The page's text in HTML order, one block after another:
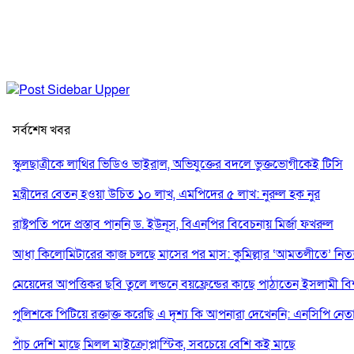
সর্বশেষ খবর
স্কুলছাত্রীকে লাথির ভিডিও ভাইরাল, অভিযুক্তের বদলে ভুক্তভোগীকেই টিসি
মন্ত্রীদের বেতন হওয়া উচিত ১০ লাখ, এমপিদের ৫ লাখ: নুরুল হক নুর
রাষ্ট্রপতি পদে প্রস্তাব পাননি ড. ইউনূস, বিএনপির বিবেচনায় মির্জা ফখরুল
আধা কিলোমিটারের কাজ চলছে মাসের পর মাস: কুমিল্লার ‘আমতলীতে’
মেয়েদের আপত্তিকর ছবি তুলে লন্ডনে বয়ফ্রেন্ডের কাছে পাঠাতেন ইসলামী
পুলিশকে পিটিয়ে রক্তাক্ত করেছি এ দৃশ্য কি আপনারা দেখেননি: এনসিপি
পাঁচ দেশি মাছে মিলল মাইক্রোপ্লাস্টিক, সবচেয়ে বেশি কই মাছে